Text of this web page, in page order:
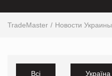
TradeMaster Новости Украины
Всі Україна